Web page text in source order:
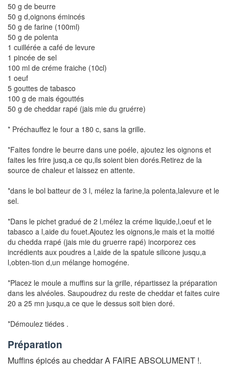
50 g de beurre
50 g d,oignons émincés
50 g de farine (100ml)
50 g de polenta
1 cuillérée a café de levure
1 pincée de sel
100 ml de créme fraiche (10cl)
1 oeuf
5 gouttes de tabasco
100 g de mais égouttés
50 g de cheddar rapé (jais mie du gruérre)
* Préchauffez le four a 180 c, sans la grille.
*Faites fondre le beurre dans une poéle, ajoutez les oignons et
faites les frire jusq,a ce qu,ils soient bien dorés.Retirez de la
source de chaleur et laissez en attente.
*dans le bol batteur de 3 l, mélez la farine,la polenta,lalevure et le
sel.
*Dans le pichet gradué de 2 l,mélez la créme liquide,l,oeuf et le
tabasco a l,aide du fouet.Ajoutez les oignons,le mais et la moitié
du chedda rrapé (jais mie du gruerre rapé) incorporez ces
incrédients aux poudres a l,aide de la spatule silicone jusqu,a
l,obten-tion d,un mélange homogéne.
*Placez le moule a muffins sur la grille, répartissez la préparation
dans les alvéoles. Saupoudrez du reste de cheddar et faites cuire
20 a 25 mn jusqu,a ce que le dessus soit bien doré.
*Démoulez tiédes .
Préparation
Muffins épicés au cheddar A FAIRE ABSOLUMENT !.